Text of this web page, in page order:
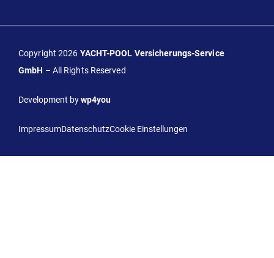
Copyright 2026 YACHT-POOL Versicherungs-Service
GmbH – All Rights Reserved
Development bywp4you
ImpressumDatenschutzCookie Einstellungen